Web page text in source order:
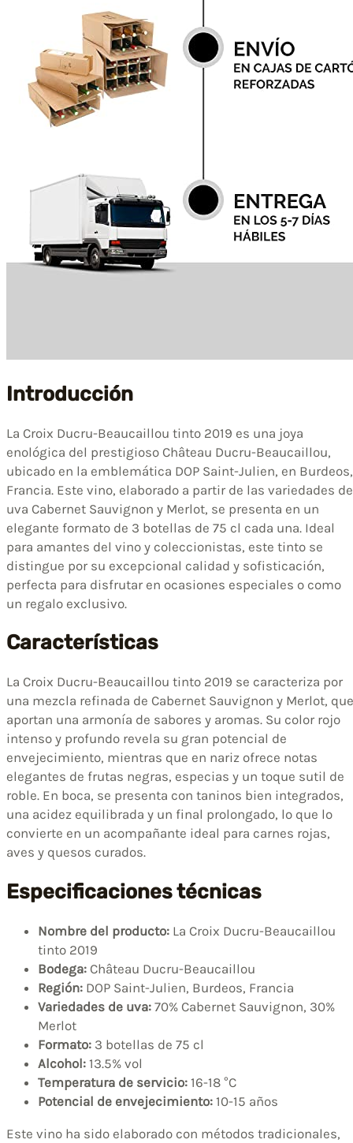
Introducción
La Croix Ducru-Beaucaillou tinto 2019 es una joya
enológica del prestigioso Château Ducru-Beaucaillou,
ubicado en la emblemática DOP Saint-Julien, en Burdeos,
Francia. Este vino, elaborado a partir de las variedades de
uva Cabernet Sauvignon y Merlot, se presenta en un
elegante formato de 3 botellas de 75 cl cada una. Ideal
para amantes del vino y coleccionistas, este tinto se
distingue por su excepcional calidad y sofisticación,
perfecta para disfrutar en ocasiones especiales o como
un regalo exclusivo.
Características
La Croix Ducru-Beaucaillou tinto 2019 se caracteriza por
una mezcla refinada de Cabernet Sauvignon y Merlot, que
aportan una armonía de sabores y aromas. Su color rojo
intenso y profundo revela su gran potencial de
envejecimiento, mientras que en nariz ofrece notas
elegantes de frutas negras, especias y un toque sutil de
roble. En boca, se presenta con taninos bien integrados,
una acidez equilibrada y un final prolongado, lo que lo
convierte en un acompañante ideal para carnes rojas,
aves y quesos curados.
Especificaciones técnicas
Nombre del producto: La Croix Ducru-Beaucaillou
tinto 2019
Bodega: Château Ducru-Beaucaillou
Región: DOP Saint-Julien, Burdeos, Francia
Variedades de uva: 70% Cabernet Sauvignon, 30%
Merlot
Formato: 3 botellas de 75 cl
Alcohol: 13.5% vol
Temperatura de servicio: 16-18 °C
Potencial de envejecimiento: 10-15 años
Este vino ha sido elaborado con métodos tradicionales,